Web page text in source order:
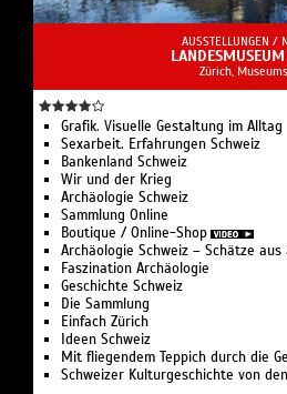
AUSSTELLUNGEN /
Zürich,
Grafik. Visuelle Gestaltung im Alltag
Sexarbeit. Erfahrungen Schweiz
Bankenland Schweiz
Wir und der Krieg
Archäologie Schweiz
Sammlung Online
Boutique / Online-Shop
Archäologie Schweiz – Schätze
Faszination Archäologie
Geschichte Schweiz
Die Sammlung
Einfach Zürich
Ideen Schweiz
Mit fliegendem Teppich durch die
Schweizer Kulturgeschichte von